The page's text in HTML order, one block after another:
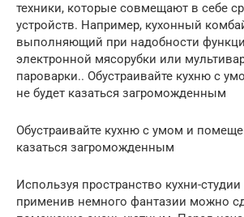
техники, которые совмещают в себе
устройств. Например, кухонный
выполняющий при надобности
электронной мясорубки или
пароварки.. Обустраивайте кухню с
не будет казаться загроможденным
Обустраивайте кухню с умом и
казаться загроможденным
Используя пространство кухни-
применив немного фантазии можно